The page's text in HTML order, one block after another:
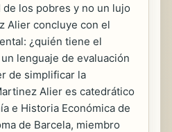
los pobres y no un lujo
Alier concluye con el
¿quién tiene el
lenguaje de evaluación
de simplificar la
Alier es catedrático
e Historia Económica de
de Barcela, miembro